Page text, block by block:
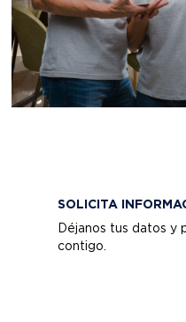
Déjanos tus datos y
contigo.